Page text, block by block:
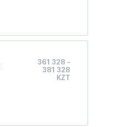
361 328 -
381 328
KZT